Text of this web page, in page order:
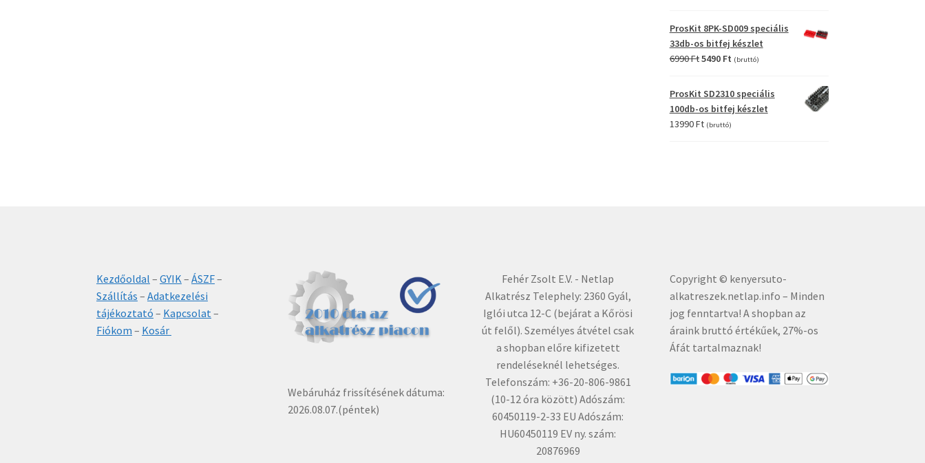
ProsKit 8PK-SD009 speciális
33db-os bitfej készlet
6990FtOriginal
was:
6990 Ft.
5490 FtCurrent
is:
5490 Ft.
(bruttó)
ProsKit SD2310 speciális
100db-os bitfej készlet
13990Ft (bruttó)
Kezdőoldal –GYIK–ÁSZF–
Szállítás –Adatkezelési
tájékoztató – Kapcsolat–
Fiókom – Kosár
Webáruház frissítésének dátuma:
2026.08.07.(péntek)
Fehér Zsolt E.V. - Netlap
Alkatrész Telephely: 2360 Gyál,
Iglói utca 12-C (bejárat a Kőrösi
út felől). Személyes átvétel csak
a shopban előre kifizetett
rendeléseknél lehetséges.
Telefonszám: +36-20-806-9861
(10-12 óra között) Adószám:
60450119-2-33 EU Adószám:
HU60450119 EV ny. szám:
20876969
Copyright © kenyersuto-
alkatreszek.netlap.info – Minden
jog fenntartva! A shopban az
áraink bruttó értékűek, 27%-os
Áfát tartalmaznak!